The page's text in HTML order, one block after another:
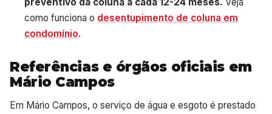
como funciona o desentupimento de coluna em
condomínio.
Referências e órgãos oficiais em
Mário Campos
Em Mário Campos, o serviço de água e esgoto é prestado